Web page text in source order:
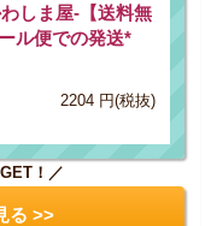
しま屋-【送料無
ル便での発送*
2204 円(税抜)
GET！／
る >>